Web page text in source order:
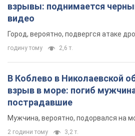
взрывы: поднимается
видео
Город, вероятно, подвергся атаке
годину тому 2,6 т.
В Коблево в Николаевской
взрыв в море: погиб
пострадавшие
Мужчина, вероятно, подорвался на
2 години тому 3,2 т.